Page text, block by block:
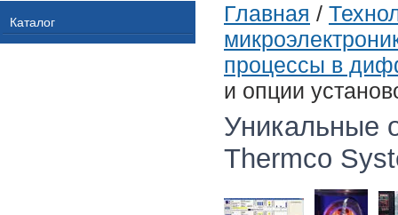
Главная /
процессы в
и опции
Уникальные
Thermco
Каталог